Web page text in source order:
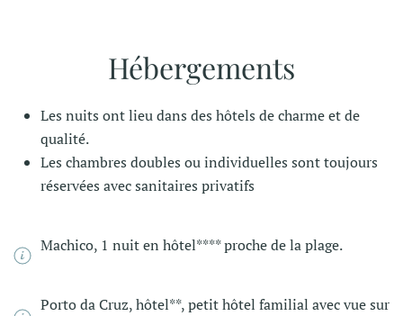
Hébergements
Les nuits ont lieu dans des hôtels de charme et de
qualité.
Les chambres doubles ou individuelles sont toujours
réservées avec sanitaires privatifs
Machico, 1 nuit en hôtel**** proche de la plage.
Porto da Cruz, hôtel**, petit hôtel familial avec vue sur